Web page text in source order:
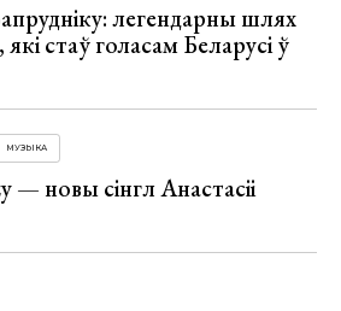
легендарны шлях
стаў голасам Беларусі ў
МУЗЫКА
— новы сінгл Анастасіі